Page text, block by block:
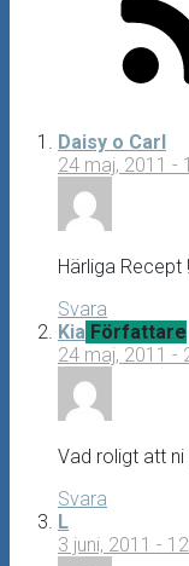
Daisy o Carl
24 maj, 2011 -
Härliga Recept !
Svara
Kia Författare
24 maj, 2011 -
Vad roligt att
Svara
L
3 juni, 2011 -